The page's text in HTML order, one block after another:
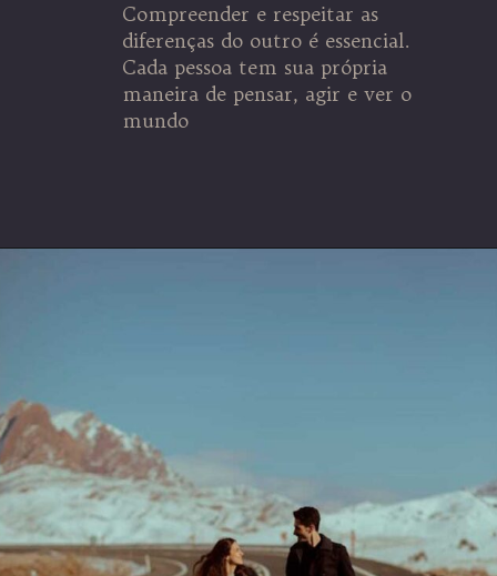
Compreender e respeitar as
diferenças do outro é essencial.
Cada pessoa tem sua própria
maneira de pensar, agir e ver o
mundo